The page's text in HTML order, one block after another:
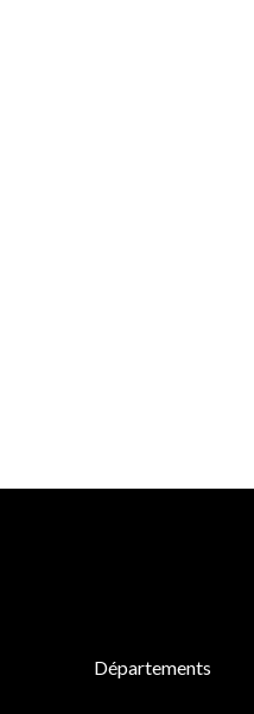
Départements